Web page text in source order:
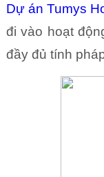
Dự án Tumys
đi vào hoạt
đầy đủ tính